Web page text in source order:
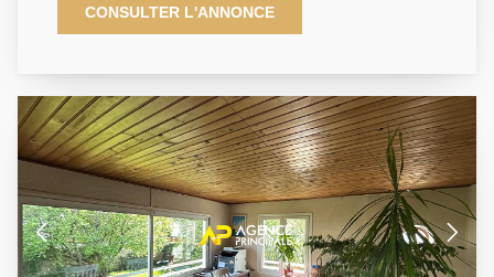
DE BEZONS a le plaisir de vous présenter en
EXCLUSIVITÉ cette magnifique maison construite en
parcelle arborée de 300m2. La visite débute par une
entrée donnant sur un très agréable et lumineux
espace de vie composé d'une cuisine ouverte avec
son îlot central ainsi qu'un spacieux séjour / salle à
manger d'environ 30m2 (3ème chambre possible)
avec accès direct sur une belle terrasse ensoleillée.
La visite se poursuit par un couloir desservant deux
grandes chambres ainsi qu'une salle d'eau et un Wc.
Sans oublier un sous-sol total avec garage,
CONSULTER L'ANNONCE